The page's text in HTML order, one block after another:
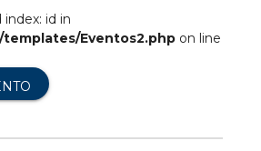
id in
Eventos2.php on line